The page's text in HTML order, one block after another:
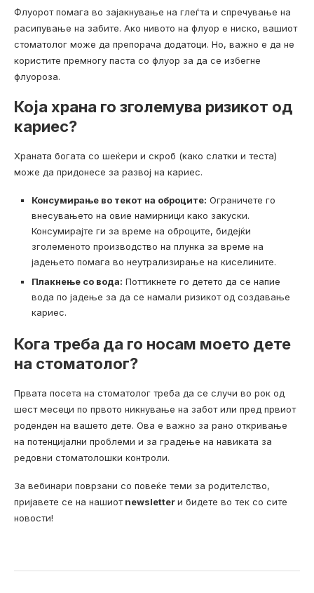
Флуорот помага во зајакнување на глеѓта и спречување на
расипување на забите. Ако нивото на флуор е ниско, вашиот
стоматолог може да препорача додатоци. Но, важно е да не
користите премногу паста со флуор за да се избегне
флуороза.
Која храна го зголемува ризикот од
кариес?
Храната богата со шеќери и скроб (како слатки и теста)
може да придонесе за развој на кариес.
Консумирање во текот на оброците: Ограничете го
внесувањето на овие намирници како закуски.
Консумирајте ги за време на оброците, бидејќи
зголеменото производство на плунка за време на
јадењето помага во неутрализирање на киселините.
Плакнење со вода: Поттикнете го детето да се напие
вода по јадење за да се намали ризикот од создавање
кариес.
Кога треба да го носам моето дете
на стоматолог?
Првата посета на стоматолог треба да се случи во рок од
шест месеци по првото никнување на забот или пред првиот
роденден на вашето дете. Ова е важно за рано откривање
на потенцијални проблеми и за градење на навиката за
редовни стоматолошки контроли.
За вебинари поврзани со повеќе теми за родителство,
пријавете се на нашиотnewsletterи бидете во тек со сите
новости!